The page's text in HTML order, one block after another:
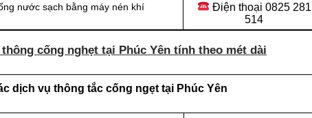
nước sạch bằng máy nén khí Điện thoại 0825 281
514
cống nghẹt tại Phúc Yên tính theo mét dài
dịch vụ thông tắc cống ngẹt tại Phúc Yên